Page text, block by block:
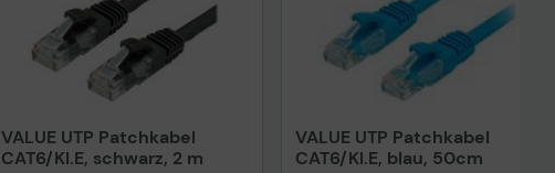
VALUE UTP Patchkabel
CAT6/Kl.E, schwarz, 2 m
VALUE UTP Patchkabel
CAT6/Kl.E, blau, 50cm